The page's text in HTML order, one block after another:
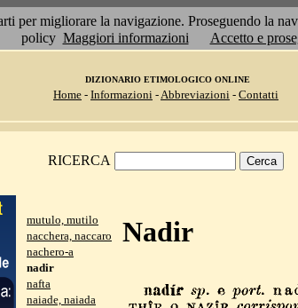
per migliorare la navigazione. Proseguendo la
policy Maggiori informazioni Accetto e
DIZIONARIO ETIMOLOGICO ONLINE
Home - Informazioni -Abbreviazioni - Contatti
RICERCA
mutulo, mutilo
nacchera, naccaro
nachero-a
nadir
nafta
naiade, naiada
Nadir